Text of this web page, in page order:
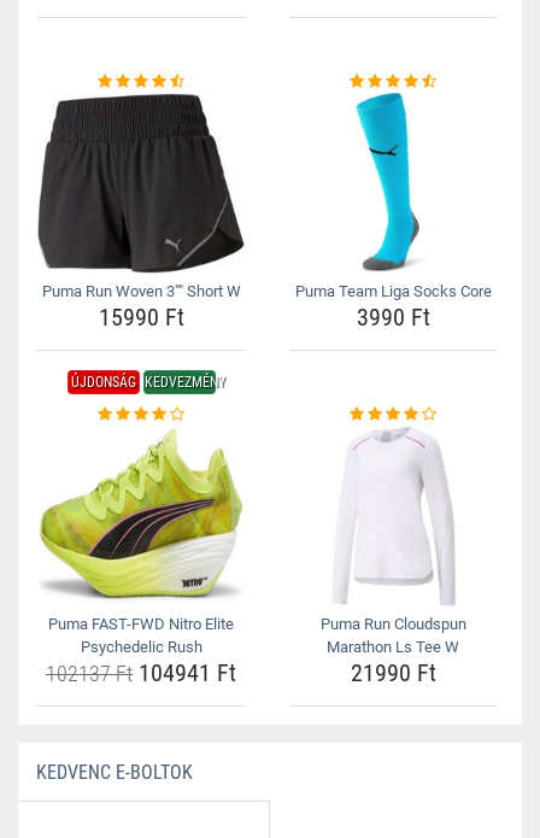
Puma Run Woven 3"" Short W
15990 Ft
Puma Team Liga Socks Core
3990 Ft
ÚJDONSÁG KEDVEZMÉNY
Puma FAST-FWD Nitro Elite
Psychedelic Rush
102137 Ft 104941 Ft
Puma Run Cloudspun
Marathon Ls Tee W
21990 Ft
KEDVENC E-BOLTOK